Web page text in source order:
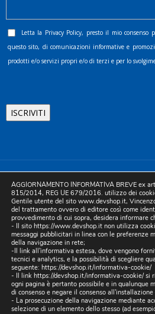
Letta la Privacy Policy, presto il mio consenso
questo sito, di comunicazioni informative e
prodotti e/o servizi propri e/o di terzi e per lo
80055 Portici (NA). pec:
05754741212 | REA NA-773826 |
| Developed by
AGGIORNAMENTO INFORMATIVA BREVE ex
815/2014, REG UE 679/2016. utilizzo dei
Gentile utente del sito www.devshop.it,
del trattamento ovvero di editore così come
provvedimento di cui sopra, desidera informare
- Il sito https://www.devshop.it non utilizza
messaggi pubblicitari in linea con le preferenze
della navigazione in rete;
-Il link all'informativa estesa, dove vengono
tecnici e analytics, e la possibilità di scegliere
seguente: https://devshop.it/informativa-cookie/
- Il link https://devshop.it/informativa-cookie/si
ogni pagina è pertanto possibile e in qualunque
di consenso e negare il consenso
- La prosecuzione della navigazione mediante
selezione di un elemento dello stesso (ad